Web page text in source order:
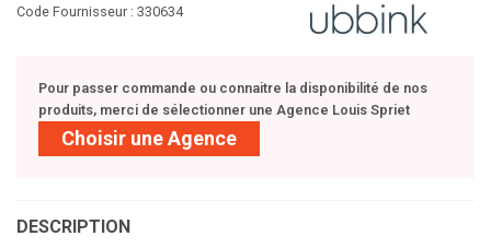
Code Fournisseur : 330634
Pour passer commande ou connaitre la disponibilité de nos
produits, merci de sélectionner une Agence Louis Spriet
Choisir une Agence
DESCRIPTION